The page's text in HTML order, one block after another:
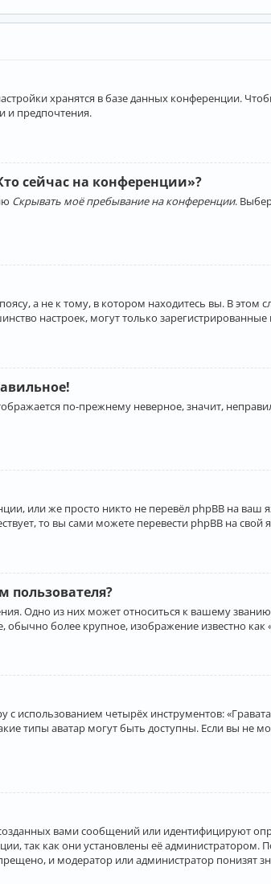
хранятся в базе данных конференции.
и предпочтения.
сейчас на конференции»?
Скрывать моё пребывание на конференции.
а не к тому, в котором находитесь вы. В этом
настроек, могут только
по-прежнему неверное, значит,
или же просто никто не перевёл phpBB на
то вы сами можете перевести phpBB на
Одно из них может относиться к вашему
более крупное, изображение известно как
использованием четырёх инструментов:
типы аватар могут быть доступны. Если вы не
вами сообщений или идентифицируют
так как они установлены её
и модератор или администратор понизят